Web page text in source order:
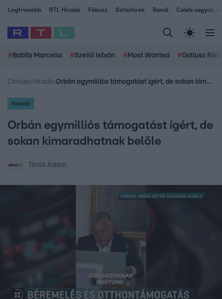
Legfrissebb RTL Híradó Fókusz Sztárhírek Randi Celeb vagyok,
# Babits Marcella #Szellő István # Most Wanted #Gallusz
Címlap› Híradó› Orbán egymilliós támogatást ígért, de sokan kimaradhatnak belőle
Híradó
Orbán egymilliós támogatást ígért, de
sokan kimaradhatnak belőle
Török Ádám